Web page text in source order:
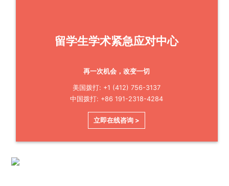
留学生学术紧急应对中心
再一次机会，改变一切
美国拨打: +1 (412) 756-3137
中国拨打: +86 191-2318-4284
立即在线咨询 >